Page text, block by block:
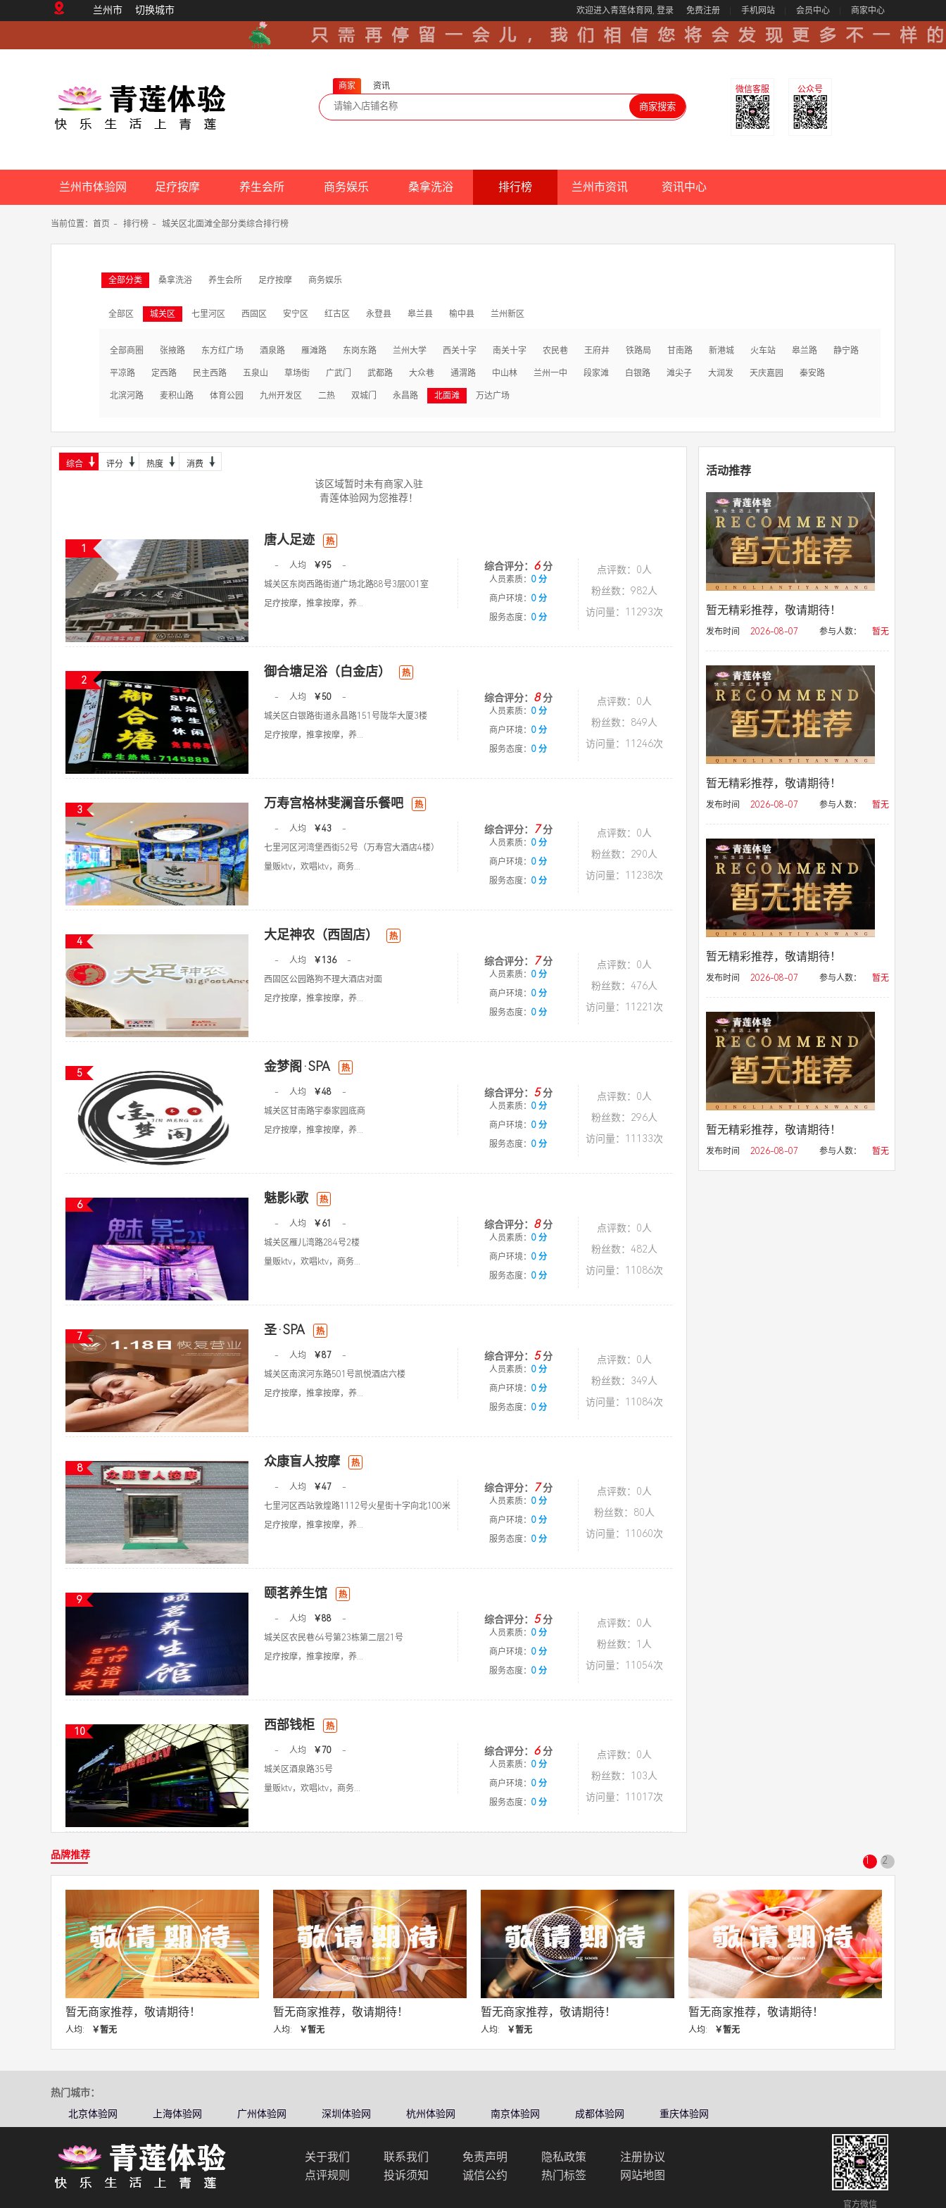
兰州市 切换城市 欢迎进入青莲体育网, 登录 免费注册 手机网站 会员中心 商家中心
商家 资讯 公众号
微信客服
兰州市体验网 足疗按摩 养生会所 商务娱乐 桑拿洗浴 排行榜 兰州市资讯 资讯中心
当前位置： 首页 - 排行榜 - 城关区北面滩全部分类综合排行榜
全部分类 桑拿洗浴 养生会所 足疗按摩 商务娱乐
全部区 城关区 七里河区 西固区 安宁区 红古区 永登县 皋兰县 榆中县 兰州新区
全部商圈 张掖路 东方红广场 酒泉路 雁滩路 东岗东路 兰州大学 西关十字 南关十字 农民巷 王府井 铁路局 甘南路 新港城 火车站 皋兰路 静宁路
平凉路 定西路 民主西路 五泉山 草场街 广武门 武都路 大众巷 通渭路 中山林 兰州一中 段家滩 白银路 滩尖子 大润发 天庆嘉园 秦安路
北滨河路 麦积山路 体育公园 九州开发区 二热 双城门 永昌路 北面滩 万达广场
综合 评分 热度 消费
该区域暂时未有商家入驻
青莲体验网为您推荐！
1
唐人足迹 热
- 人均 ￥95
-
城关区东岗西路街道广场北路88号3层001室
足疗按摩，推拿按摩，养...
综合评分： 6分
人员素质： 0 分
商户环境： 0 分
服务态度： 0 分
点评数：0人
粉丝数：982人
访问量：11293次
2
御合塘足浴（白金店） 热
- 人均 ￥50
-
城关区白银路街道永昌路151号陇华大厦3楼
足疗按摩，推拿按摩，养...
综合评分： 8分
人员素质： 0 分
商户环境： 0 分
服务态度： 0 分
点评数：0人
粉丝数：849人
访问量：11246次
3 万寿宫格林斐澜音乐餐吧 热
- 人均 ￥43
-
七里河区河湾堡西街52号（万寿宫大酒店4楼）
量贩ktv，欢唱ktv，商务...
综合评分： 7分
人员素质： 0 分
商户环境： 0 分
服务态度： 0 分
点评数：0人
粉丝数：290人
访问量：11238次
4 大足神农（西固店） 热
- 人均 ￥136
-
西固区公园路狗不理大酒店对面
足疗按摩，推拿按摩，养...
综合评分： 7分
人员素质： 0 分
商户环境： 0 分
服务态度： 0 分
点评数：0人
粉丝数：476人
访问量：11221次
5 金梦阁·SPA 热
- 人均 ￥48
-
城关区甘南路宇泰家园底商
足疗按摩，推拿按摩，养...
综合评分： 5分
人员素质： 0 分
商户环境： 0 分
服务态度： 0 分
点评数：0人
粉丝数：296人
访问量：11133次
6 魅影k歌 热
- 人均 ￥61
-
城关区雁儿湾路284号2楼
量贩ktv，欢唱ktv，商务...
综合评分： 8分
人员素质： 0 分
商户环境： 0 分
服务态度： 0 分
点评数：0人
粉丝数：482人
访问量：11086次
7 圣·SPA 热
- 人均 ￥87
-
城关区南滨河东路501号凯悦酒店六楼
足疗按摩，推拿按摩，养...
综合评分： 5分
人员素质： 0 分
商户环境： 0 分
服务态度： 0 分
点评数：0人
粉丝数：349人
访问量：11084次
8 众康盲人按摩 热
- 人均 ￥47
-
七里河区西站敦煌路1112号火星街十字向北100米
足疗按摩，推拿按摩，养...
综合评分： 7分
人员素质： 0 分
商户环境： 0 分
服务态度： 0 分
点评数：0人
粉丝数：80人
访问量：11060次
9 颐茗养生馆 热
- 人均 ￥88
-
城关区农民巷64号第23栋第二层21号
足疗按摩，推拿按摩，养...
综合评分： 5分
人员素质： 0 分
商户环境： 0 分
服务态度： 0 分
点评数：0人
粉丝数：1人
访问量：11054次
10 西部钱柜 热
- 人均 ￥70
-
城关区酒泉路35号
量贩ktv，欢唱ktv，商务...
综合评分： 6分
人员素质： 0 分
商户环境： 0 分
服务态度： 0 分
点评数：0人
粉丝数：103人
访问量：11017次
活动推荐
暂无精彩推荐，敬请期待！
发布时间 2026-08-07 参与人数： 暂无
暂无精彩推荐，敬请期待！
发布时间 2026-08-07 参与人数： 暂无
暂无精彩推荐，敬请期待！
发布时间 2026-08-07 参与人数： 暂无
暂无精彩推荐，敬请期待！
发布时间 2026-08-07 参与人数： 暂无
品牌推荐 1 2
无商家推荐，敬请期待！ 暂无商家推荐，敬请期待！ 暂无商家推荐，敬请期待！ 暂无商家推荐，敬请期待！
热门城市：
北京体验网
上海体验网 广州体验网 深圳体验网 杭州体验网 南京体验网 成都体验网 重庆体验网
关于我们 联系我们 免责声明 隐私政策
注册协议
点评规则
投诉须知 诚信公约 热门标签 网站地图
官方微信